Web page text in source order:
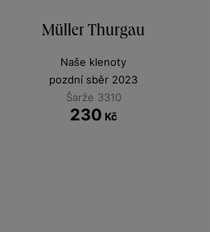
Müller Thurgau
Naše klenoty
pozdní sběr 2023
Šarže 3310
230 Kč